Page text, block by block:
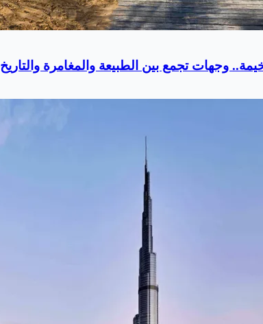
وجهات تجمع بين الطبيعة والمغامرة والتاريخ